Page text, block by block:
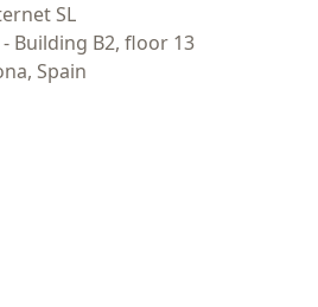
SL
- Building B2, floor 13
Spain